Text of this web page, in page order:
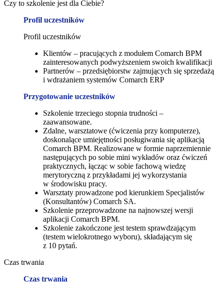
Czy to szkolenie jest dla Ciebie?
Profil uczestników
Profil uczestników
Klientów – pracujących z modułem Comarch BPM
zainteresowanych podwyższeniem swoich kwalifikacji
Partnerów – przedsiębiorstw zajmujących się sprzedażą
i wdrażaniem systemów Comarch ERP
Przygotowanie uczestników
Szkolenie trzeciego stopnia trudności –
zaawansowane.
Zdalne, warsztatowe (ćwiczenia przy komputerze),
doskonalące umiejętności posługiwania się aplikacją
Comarch BPM. Realizowane w formie naprzemiennie
następujących po sobie mini wykładów oraz ćwiczeń
praktycznych, łącząc w sobie fachową wiedzę
merytoryczną z przykładami jej wykorzystania
w środowisku pracy.
Warsztaty prowadzone pod kierunkiem Specjalistów
(Konsultantów) Comarch SA.
Szkolenie przeprowadzone na najnowszej wersji
aplikacji Comarch BPM.
Szkolenie zakończone jest testem sprawdzającym
(testem wielokrotnego wyboru), składającym się
z 10 pytań.
Czas trwania
Czas trwania